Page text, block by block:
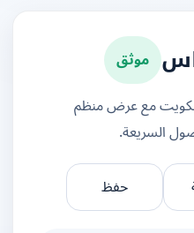
موثق
مع عرض منظم